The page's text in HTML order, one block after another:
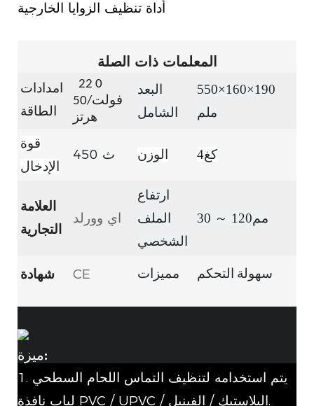
المعلمات ذات الصلة
امدادات
الطاقة
22 0
فولت/50
هرتز
البعد
الشامل
550×160×190
ملم
قوة
الإدخال
450 ث الوزن كغ4
العلامة
التجارية
اي وورلد
ارتفاع
الملف
الشخصي
30 ～ مم120
شهادة CE مميزات سهولة التحكم
ميزة:
1. يتم استخدامه لتنظيف التماس اللحام السطحي
لباب نافذة PVC / UPVC / البلاستيك / الفينيل.